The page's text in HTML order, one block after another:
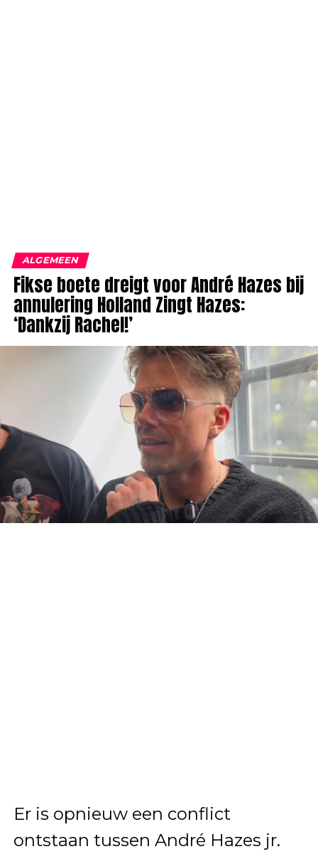
ALGEMEEN
Fikse boete dreigt voor André Hazes bij
annulering Holland Zingt Hazes:
‘Dankzij Rachel!’
Er is opnieuw een conflict
ontstaan tussen André Hazes jr.